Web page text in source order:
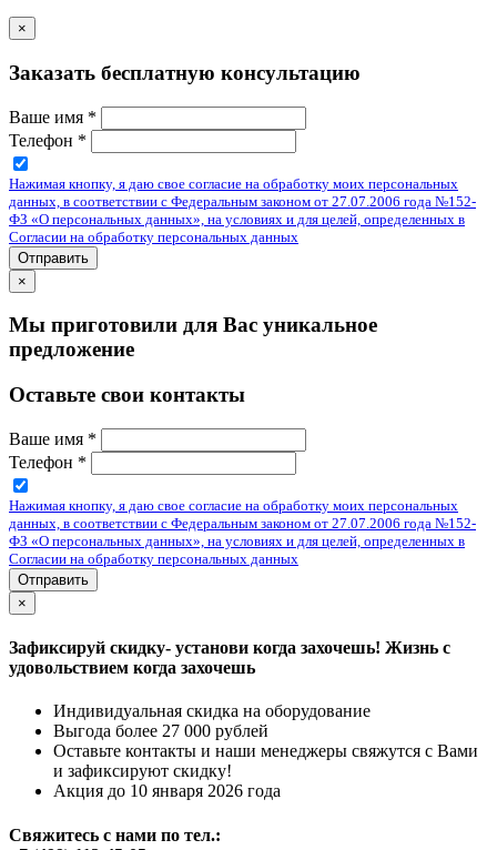
×
Заказать бесплатную консультацию
Ваше имя *
Телефон *
Нажимая кнопку, я даю свое согласие на обработку моих персональных
данных, в соответствии с Федеральным законом от 27.07.2006 года №152-
ФЗ «О персональных данных», на условиях и для целей, определенных в
Согласии на обработку персональных данных
Отправить
×
Мы приготовили для Вас уникальное
предложение
Оставьте свои контакты
Ваше имя *
Телефон *
Нажимая кнопку, я даю свое согласие на обработку моих персональных
данных, в соответствии с Федеральным законом от 27.07.2006 года №152-
ФЗ «О персональных данных», на условиях и для целей, определенных в
Согласии на обработку персональных данных
Отправить
×
Зафиксируй скидку- установи когда захочешь! Жизнь с
удовольствием когда захочешь
Индивидуальная скидка на оборудование
Выгода более 27 000 рублей
Оставьте контакты и наши менеджеры свяжутся с Вами
и зафиксируют скидку!
Акция до 10 января 2026 года
Свяжитесь с нами по тел.: